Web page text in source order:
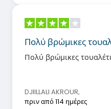
Πολύ βρώμικες
Πολύ βρώμικες
DJIILLALI AKROUR,
πριν από 114 ημέρες